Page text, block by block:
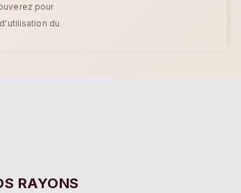
pour
du
RAYONS